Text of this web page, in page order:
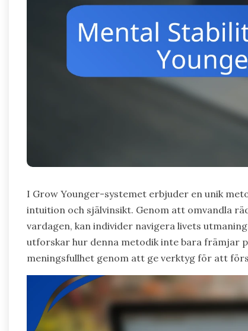
I Grow Younger-systemet erbjuder en unik
intuition och självinsikt. Genom att omvandla
vardagen, kan individer navigera livets
utforskar hur denna metodik inte bara främjar
meningsfullhet genom att ge verktyg för att